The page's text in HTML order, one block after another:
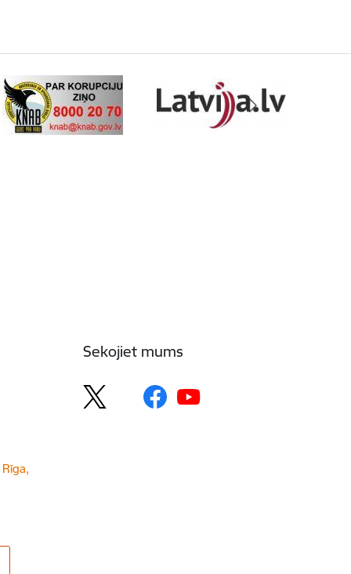
Sekojiet mums